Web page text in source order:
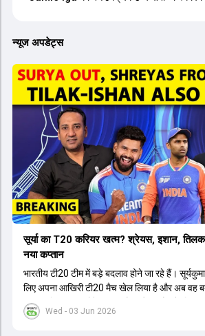
न्यूज अपडेट्स
Wed - 03 Jun 2026
सूर्या का T20 करियर खत्म? श्रेयस, इशान,
नया कप्तान
भारतीय टी20 टीम में बड़े बदलाव होने जा रहे हैं।
लिए अपना आखिरी टी20 मैच खेल लिया है और अब वह
टीम का हिस्सा नहीं होंगे। आयरलैंड और इंग्लैंड के
लिए नए कप्तान की तलाश जारी है। इस रेस में श्रेयस